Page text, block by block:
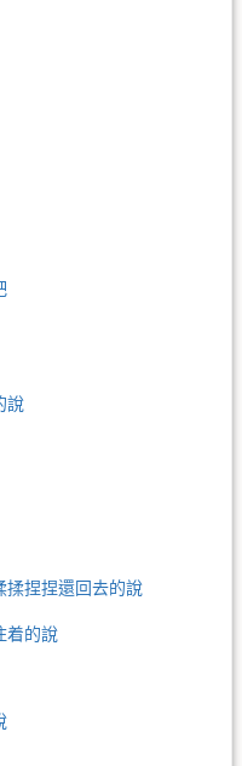
說
揉捏捏還回去的說
着的說